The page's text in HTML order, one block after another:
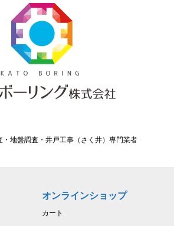
・地盤調査・井戸工事（さく井）専門業者
オンラインショップ
カート